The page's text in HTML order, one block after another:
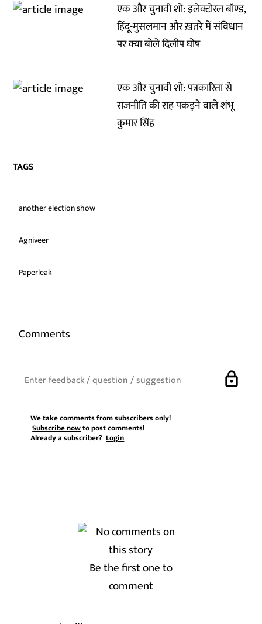
एक और चुनावी शो: इलेक्टोरल बॉण्ड,
हिंदू-मुसलमान और ख़तरे में संविधान
पर क्या बोले दिलीप घोष
एक और चुनावी शो: पत्रकारिता से
राजनीति की राह पकड़ने वाले शंभू
कुमार सिंह
TAGS
another election show
Agniveer
Paperleak
Comments
lock
We take comments from subscribers only!
Subscribe nowto post comments!
Already a subscriber?Login
Be the first one to
comment